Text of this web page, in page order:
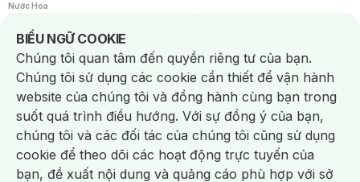
Nước Hoa
Nước Hoa Nữ
Chăm Sóc Cá Nhân
Chống Muỗi /Khẩu Trang /Máy Massage/Mặt Nạ Xông Hơi /Nước Rửa Tay/
Sản Phẩm Chăm Sóc Khác /Bàn Chải Đánh Răng /Bàn Chải Điện/
Hỗ Trợ Trắng Răng/Kem Đánh Răng /Máy Tăm Nước/ Nước Súc Miệng/
Tăm / Chỉ Nha Khoa/ Xịt Thơm Miệng / Dung Dịch Vệ Sinh/Dưỡng Vùng Kín/
Khăn Ướt Vệ Sinh Vùng Kín/Băng Vệ Sinh/Tampon/Bọt Cạo Râu /Dao Cạo Râu/
Máy Cạo Râu
Vấn Đề Về Da
Da Dầu / Lỗ Chân Lông To/ Da Khô / Mất Nước/ Da Lão Hóa/ Da Mụn/
Da Nhạy Cảm / Kích Ứng
Da Xỉn Màu Thâm / Nám / Tàn Nhang
Quầng Thâm & Bọng Mắt /Sẹo /Viêm Da Cơ Địa
Dụng Cụ / Phụ Kiện Chăm Sóc Da
BIỂU NGỮ COOKIE
Notice about cookies usage
Chúng tôi quan tâm đến quyền riêng tư của bạn.
Chúng tôi sử dụng các cookie cần thiết để vận hành
website của chúng tôi và đồng hành cùng bạn trong
suốt quá trình điều hướng. Với sự đồng ý của bạn,
chúng tôi và các đối tác của chúng tôi cũng sử dụng
cookie để theo dõi các hoạt động trực tuyến của
bạn, đề xuất nội dung và quảng cáo phù hợp với sở